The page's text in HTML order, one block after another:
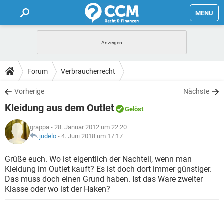
MENU
FORUM
TIPPS
Forum Verbraucherrecht
Vorherige Nächste
Kleidung aus dem Outlet Gelöst
grappa - 28. Januar 2012 um 22:20
judelo - 4. Juni 2018 um 17:17
Grüße euch. Wo ist eigentlich der Nachteil, wenn man
Kleidung im Outlet kauft? Es ist doch dort immer günstiger.
Das muss doch einen Grund haben. Ist das Ware zweiter
Klasse oder wo ist der Haken?